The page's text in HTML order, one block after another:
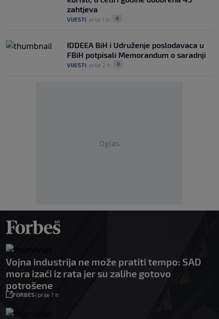
zahtjeva
VIJESTI prije 1 h 0
IDDEEA BiH i Udruženje poslodavaca u
FBiH potpisali Memorandum o saradnji
VIJESTI prije 2 h 0
Oglas
Vojna industrija ne može pratiti tempo: SAD
mora izaći iz rata jer su zalihe gotovo
potrošene
FORBES| prije 7 h